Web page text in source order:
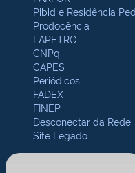
Pibid e Residência
Prodocência
LAPETRO
CNPq
CAPES
Periódicos
FADEX
FINEP
Desconectar da Rede
Site Legado